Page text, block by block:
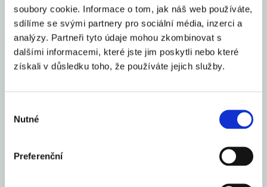
soubory cookie. Informace o tom, jak náš web používáte,
sdílíme se svými partnery pro sociální média, inzerci a
analýzy. Partneři tyto údaje mohou zkombinovat s
dalšími informacemi, které jste jim poskytli nebo které
získali v důsledku toho, že používáte jejich služby.
souhlasu
Nutné
Preferenční
V USA padly dvě regionální banky, Fed
dává 100% garanci na nepojištěné vklady
Na trhy se ke konci minulého týdne vrátila velká nervozita, tentokrát
Celý článek